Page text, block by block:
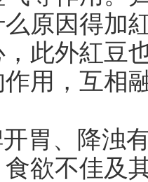
原因得加
此外紅豆
用，互相
胃、降浊
欲不佳及